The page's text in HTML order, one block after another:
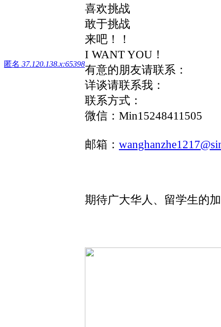
匿名 37.120.138.x:65398
喜欢挑战
敢于挑战
来吧！！
I WANT YOU！
有意的朋友请联系：
详谈请联系我：
联系方式：
微信：Min15248411505
邮箱：
期待广大华人、留学生的